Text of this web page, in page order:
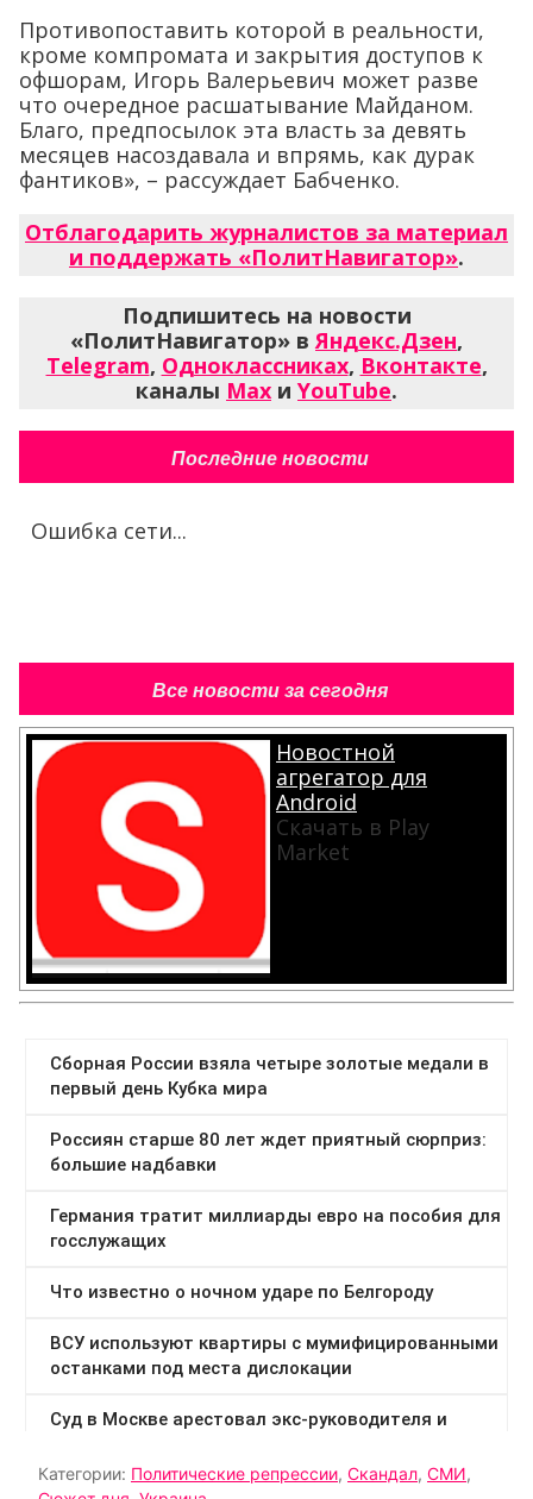
Противопоставить которой в реальности,
кроме компромата и закрытия доступов к
офшорам, Игорь Валерьевич может разве
что очередное расшатывание Майданом.
Благо, предпосылок эта власть за девять
месяцев насоздавала и впрямь, как дурак
фантиков», – рассуждает Бабченко.
Отблагодарить журналистов за материал
и поддержать «ПолитНавигатор».
Подпишитесь на новости
«ПолитНавигатор» вЯндекс.Дзен,
Telegram, Одноклассниках, Вконтакте,
каналы Max и YouTube.
Последние новости
Ошибка сети...
Все новости за сегодня
Новостной
агрегатор для
Android
Скачать в Play
Market
Категории: Политические репрессии, Скандал, СМИ,